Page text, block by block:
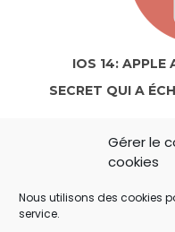
Gérer le
cookies
Nous utilisons des cookies
service.
IOS 14: APPLE
SECRET QUI A